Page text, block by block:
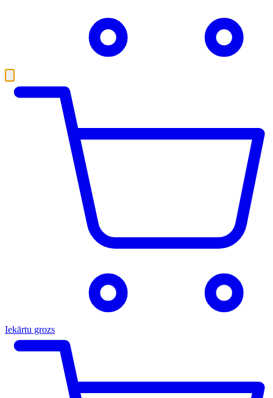
Iekārtu grozs